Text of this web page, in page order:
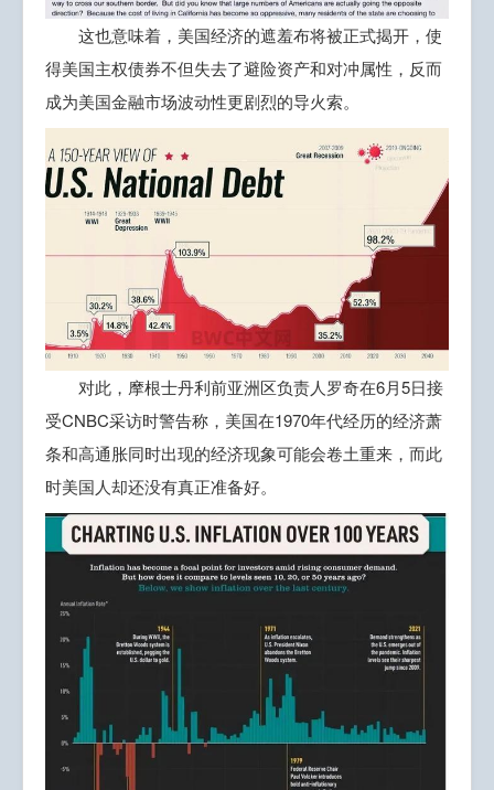
这也意味着，美国经济的遮羞布将被正式揭开，使
得美国主权债券不但失去了避险资产和对冲属性，反而
成为美国金融市场波动性更剧烈的导火索。
对此，摩根士丹利前亚洲区负责人罗奇在6月5日接
受CNBC采访时警告称，美国在1970年代经历的经济萧
条和高通胀同时出现的经济现象可能会卷土重来，而此
时美国人却还没有真正准备好。